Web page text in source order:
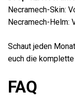
Necramech-Skin:
Necramech-Helm:
Schaut jeden
euch die
FAQ